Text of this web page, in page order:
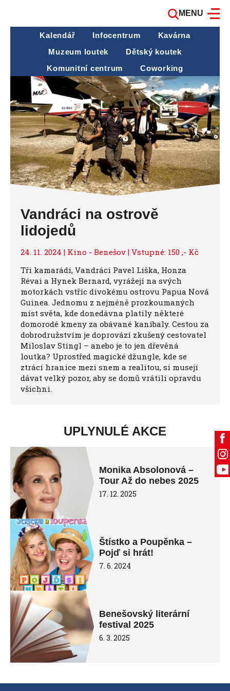
MENU
Kalendář Infocentrum
Kavárna
Muzeum loutek
Dětský koutek
Komunitní centrum
Coworking
Vandráci na ostrově
lidojedů
24. 11. 2024 | Kino - Benešov | Vstupné: 150 ,- Kč
Tři kamarádi, Vandráci Pavel Liška, Honza
Révai a Hynek Bernard, vyrážejí na svých
motorkách vstříc divokému ostrovu Papua Nová
Guinea. Jednomu z nejméně prozkoumaných
míst světa, kde donedávna platily některé
domorodé kmeny za obávané kanibaly. Cestou za
dobrodružstvím je doprovází zkušený cestovatel
Miloslav Stingl – anebo je to jen dřevěná
loutka? Uprostřed magické džungle, kde se
ztrácí hranice mezi snem a realitou, si musejí
dávat velký pozor, aby se domů vrátili opravdu
všichni.
UPLYNULÉ AKCE
Monika Absolonová –
Tour Až do nebes 2025
17. 12. 2025
Štístko a Poupěnka –
Pojď si hrát!
7. 6. 2024
Benešovský literární
festival 2025
6. 3. 2025